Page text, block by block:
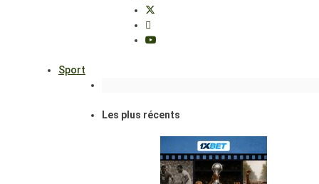
Sport
Les plus récents